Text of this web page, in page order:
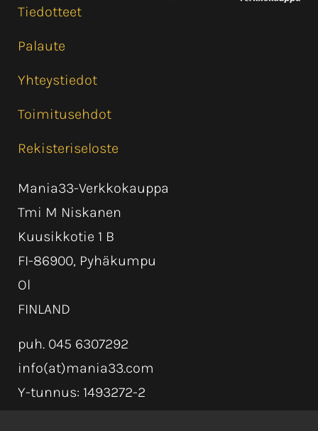
Tiedotteet
Palaute
Yhteystiedot
Toimitusehdot
Rekisteriseloste
Mania33-Verkkokauppa
Tmi M Niskanen
Kuusikkotie 1 B
FI-86900, Pyhäkumpu
Ol
FINLAND
puh. 045 6307292
info(at)mania33.com
Y-tunnus: 1493272-2